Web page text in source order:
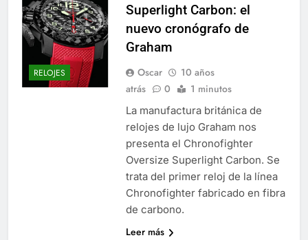
RELOJES
Superlight Carbon: el
nuevo cronógrafo de
Graham
Oscar
10 años
atrás
0 1 minutos
La manufactura británica de
relojes de lujo Graham nos
presenta el Chronofighter
Oversize Superlight Carbon. Se
trata del primer reloj de la línea
Chronofighter fabricado en fibra
de carbono.
Leer más